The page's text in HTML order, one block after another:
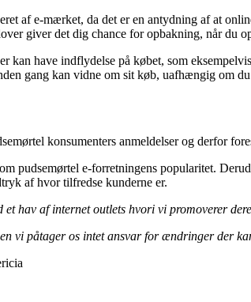
af e-mærket, da det er en antydning af at
giver det dig chance for opbakning, når du
have indflydelse på købet, som
gang kan vidne om sit køb, uafhængig om
konsumenters anmeldelser og derfor
pudsemørtel e-forretningens popularitet.
af hvor tilfredse kunderne er.
hav af internet outlets hvori vi promoverer
vi påtager os intet ansvar for ændringer der